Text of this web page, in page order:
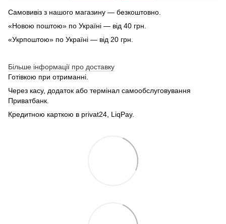
Самовивіз з нашого магазину — безкоштовно.
«Новою поштою» по Україні — від 40 грн.
«Укрпоштою» по Україні — від 20 грн.
Більше інформації про доставку
Готівкою при отриманні.
Через касу, додаток або термінал самообслуговування
Приватбанк.
Кредитною карткою в privat24, LiqPay.